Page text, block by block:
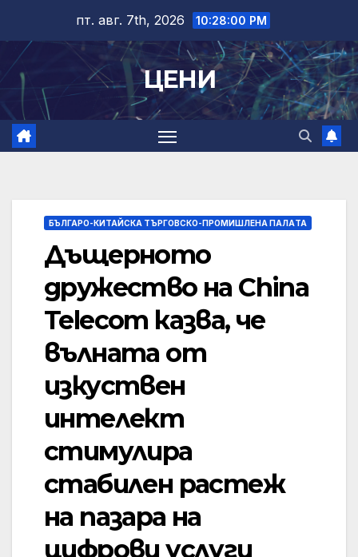
content
пт. авг. 7th, 2026 10:28:01 PM
ЦЕНИ
БЪЛГАРО-КИТАЙСКА ТЪРГОВСКО-ПРОМИШЛЕНА ПАЛAТА
Дъщерното
дружество на China
Telecom казва, че
вълната от
изкуствен
интелект
стимулира
стабилен растеж
на пазара на
цифрови услуги